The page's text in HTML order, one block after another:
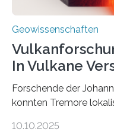
Geowissenschaften
In Vulkane
Forschende der
konnten Tremore
Vulkan? Was passiert
10.10.2025